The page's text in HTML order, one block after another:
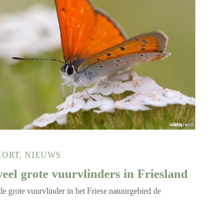
, NIEUWS
grote vuurvlinders in Friesland
grote vuurvlinder in het Friese natuurgebied de